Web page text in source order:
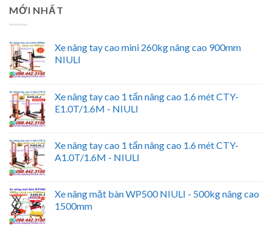
MỚI NHẤT
Xe nâng tay cao mini 260kg nâng cao 900mm
NIULI
Xe nâng tay cao 1 tấn nâng cao 1.6 mét CTY-
E1.0T/1.6M - NIULI
Xe nâng tay cao 1 tấn nâng cao 1.6 mét CTY-
A1.0T/1.6M - NIULI
Xe nâng mặt bàn WP500 NIULI - 500kg nâng cao
1500mm